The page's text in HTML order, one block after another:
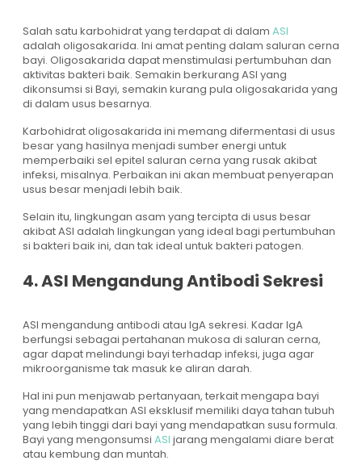
Salah satu karbohidrat yang terdapat di dalam ASI
adalah oligosakarida. Ini amat penting dalam saluran cerna
bayi. Oligosakarida dapat menstimulasi pertumbuhan dan
aktivitas bakteri baik. Semakin berkurang ASI yang
dikonsumsi si Bayi, semakin kurang pula oligosakarida yang
di dalam usus besarnya.
Karbohidrat oligosakarida ini memang difermentasi di usus
besar yang hasilnya menjadi sumber energi untuk
memperbaiki sel epitel saluran cerna yang rusak akibat
infeksi, misalnya. Perbaikan ini akan membuat penyerapan
usus besar menjadi lebih baik.
Selain itu, lingkungan asam yang tercipta di usus besar
akibat ASI adalah lingkungan yang ideal bagi pertumbuhan
si bakteri baik ini, dan tak ideal untuk bakteri patogen.
4. ASI Mengandung Antibodi Sekresi
ASI mengandung antibodi atau IgA sekresi. Kadar IgA
berfungsi sebagai pertahanan mukosa di saluran cerna,
agar dapat melindungi bayi terhadap infeksi, juga agar
mikroorganisme tak masuk ke aliran darah.
Hal ini pun menjawab pertanyaan, terkait mengapa bayi
yang mendapatkan ASI eksklusif memiliki daya tahan tubuh
yang lebih tinggi dari bayi yang mendapatkan susu formula.
Bayi yang mengonsumsi ASI jarang mengalami diare berat
atau kembung dan muntah.